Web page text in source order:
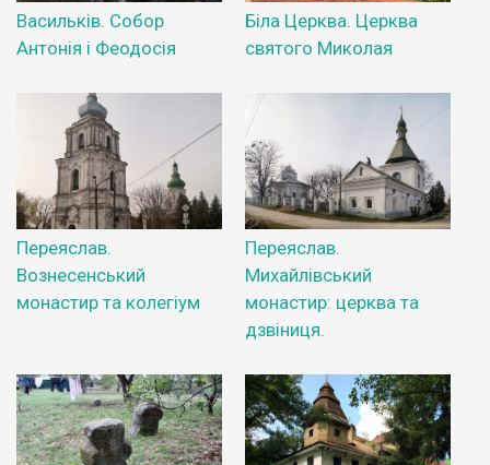
Васильків. Собор
Антонія і Феодосія
Біла Церква. Церква
святого Миколая
Переяслав.
Вознесенський
монастир та колегіум
Переяслав.
Михайлівський
монастир: церква та
дзвіниця.